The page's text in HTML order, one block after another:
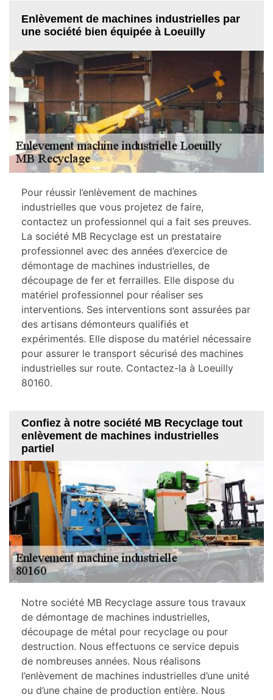
Enlèvement de machines industrielles par
une société bien équipée à Loeuilly
Pour réussir l’enlèvement de machines
industrielles que vous projetez de faire,
contactez un professionnel qui a fait ses preuves.
La société MB Recyclage est un prestataire
professionnel avec des années d’exercice de
démontage de machines industrielles, de
découpage de fer et ferrailles. Elle dispose du
matériel professionnel pour réaliser ses
interventions. Ses interventions sont assurées par
des artisans démonteurs qualifiés et
expérimentés. Elle dispose du matériel nécessaire
pour assurer le transport sécurisé des machines
industrielles sur route. Contactez-la à Loeuilly
80160.
Confiez à notre société MB Recyclage tout
enlèvement de machines industrielles
partiel
Notre société MB Recyclage assure tous travaux
de démontage de machines industrielles,
découpage de métal pour recyclage ou pour
destruction. Nous effectuons ce service depuis
de nombreuses années. Nous réalisons
l’enlèvement de machines industrielles d’une unité
ou d’une chaine de production entière. Nous